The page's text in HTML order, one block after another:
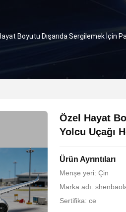
Boyutu Dışarıda Sergilemek İçin
Özel Hayat
Yolcu Uçağı
Ürün Ayrıntıları
Menşe yeri: Çin
Marka adı:
Sertifika: ce